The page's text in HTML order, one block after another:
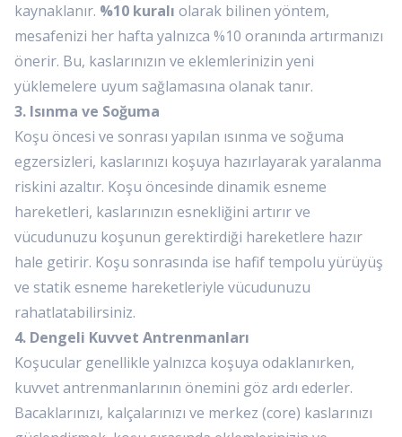
kaynaklanır. %10 kuralı olarak bilinen yöntem,
mesafenizi her hafta yalnızca %10 oranında artırmanızı
önerir. Bu, kaslarınızın ve eklemlerinizin yeni
yüklemelere uyum sağlamasına olanak tanır.
3. Isınma ve Soğuma
Koşu öncesi ve sonrası yapılan ısınma ve soğuma
egzersizleri, kaslarınızı koşuya hazırlayarak yaralanma
riskini azaltır. Koşu öncesinde dinamik esneme
hareketleri, kaslarınızın esnekliğini artırır ve
vücudunuzu koşunun gerektirdiği hareketlere hazır
hale getirir. Koşu sonrasında ise hafif tempolu yürüyüş
ve statik esneme hareketleriyle vücudunuzu
rahatlatabilirsiniz.
4. Dengeli Kuvvet Antrenmanları
Koşucular genellikle yalnızca koşuya odaklanırken,
kuvvet antrenmanlarının önemini göz ardı ederler.
Bacaklarınızı, kalçalarınızı ve merkez (core) kaslarınızı